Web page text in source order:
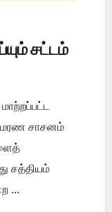
சட்டம்
மரண சாசனம்
சத்தியம்
...